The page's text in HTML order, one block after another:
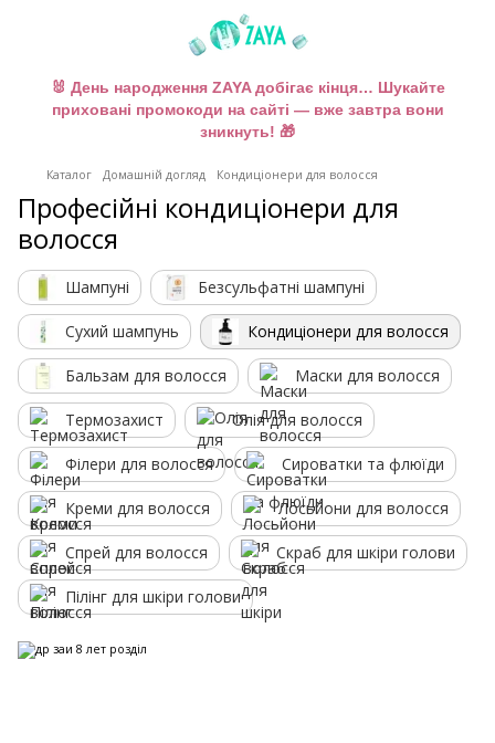
🐰 День народження ZAYA добігає кінця… Шукайте
приховані промокоди на сайті — вже завтра вони
зникнуть! 🎁
Каталог Домашній догляд Кондиціонери для волосся
Професійні кондиціонери для
волосся
Шампуні Безсульфатні шампуні
Сухий шампунь Кондиціонери для волосся
Бальзам для волосся Маски для волосся
Термозахист Олія для волосся
Філери для волосся Сироватки та флюїди
Креми для волосся Лосьйони для волосся
Спрей для волосся Скраб для шкіри голови
Пілінг для шкіри голови